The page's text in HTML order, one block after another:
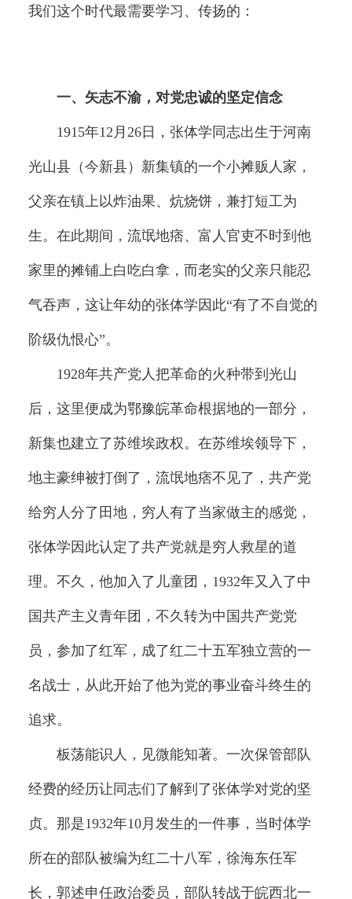
我们这个时代最需要学习、传扬的：
一、矢志不渝，对党忠诚的坚定信念
1915年12月26日，张体学同志出生于河南
光山县（今新县）新集镇的一个小摊贩人家，
父亲在镇上以炸油果、炕烧饼，兼打短工为
生。在此期间，流氓地痞、富人官吏不时到他
家里的摊铺上白吃白拿，而老实的父亲只能忍
气吞声，这让年幼的张体学因此“有了不自觉的
阶级仇恨心”。
1928年共产党人把革命的火种带到光山
后，这里便成为鄂豫皖革命根据地的一部分，
新集也建立了苏维埃政权。在苏维埃领导下，
地主豪绅被打倒了，流氓地痞不见了，共产党
给穷人分了田地，穷人有了当家做主的感觉，
张体学因此认定了共产党就是穷人救星的道
理。不久，他加入了儿童团，1932年又入了中
国共产主义青年团，不久转为中国共产党党
员，参加了红军，成了红二十五军独立营的一
名战士，从此开始了他为党的事业奋斗终生的
追求。
板荡能识人，见微能知著。一次保管部队
经费的经历让同志们了解到了张体学对党的坚
贞。那是1932年10月发生的一件事，当时体学
所在的部队被编为红二十八军，徐海东任军
长，郭述申任政治委员，部队转战于皖西北一